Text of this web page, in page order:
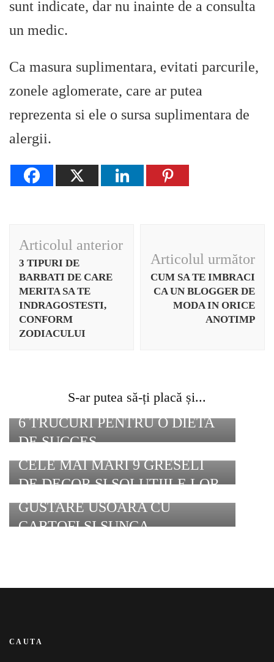
sunt indicate, dar nu inainte de a consulta
un medic.
Ca masura suplimentara, evitati parcurile,
zonele aglomerate, care ar putea
reprezenta si ele o sursa suplimentara de
alergii.
Navigare
în
articole
Articolul anterior
3 TIPURI DE
BARBATI DE CARE
MERITA SA TE
INDRAGOSTESTI,
CONFORM
ZODIACULUI
Articolul următor
CUM SA TE IMBRACI
CA UN BLOGGER DE
MODA IN ORICE
ANOTIMP
S-ar putea să-ți placă și...
6 TRUCURI PENTRU O DIETA
DE SUCCES
CELE MAI MARI 9 GRESELI
DE DECOR SI SOLUTIILE LOR
GUSTARE USOARA CU
CARTOFI SI SUNCA
CAUTA